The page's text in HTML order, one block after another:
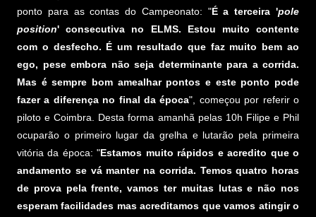
ponto para as contas do Campeonato: "É a terceira 'pole
position' consecutiva no ELMS. Estou muito contente
com o desfecho. É um resultado que faz muito bem ao
ego, pese embora não seja determinante para a corrida.
Mas é sempre bom amealhar pontos e este ponto pode
fazer a diferença no final da época", começou por referir o
piloto e Coimbra. Desta forma amanhã pelas 10h Filipe e Phil
ocuparão o primeiro lugar da grelha e lutarão pela primeira
vitória da época: "Estamos muito rápidos e acredito que o
andamento se vá manter na corrida. Temos quatro horas
de prova pela frente, vamos ter muitas lutas e não nos
esperam facilidades mas acreditamos que vamos atingir o